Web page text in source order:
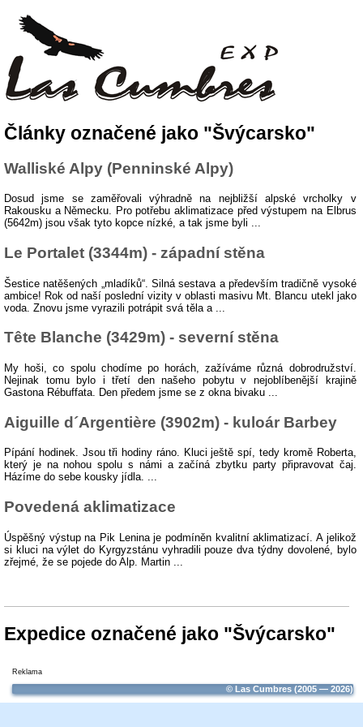
Články označené jako "Švýcarsko"
Walliské Alpy (Penninské Alpy)
Dosud jsme se zaměřovali výhradně na nejbližší alpské vrcholky v
Rakousku a Německu. Pro potřebu aklimatizace před výstupem na Elbrus
(5642m) jsou však tyto kopce nízké, a tak jsme byli ...
Le Portalet (3344m) - západní stěna
Šestice natěšených „mladíků“. Silná sestava a především tradičně vysoké
ambice! Rok od naší poslední vizity v oblasti masivu Mt. Blancu utekl jako
voda. Znovu jsme vyrazili potrápit svá těla a ...
Tête Blanche (3429m) - severní stěna
My hoši, co spolu chodíme po horách, zažíváme různá dobrodružství.
Nejinak tomu bylo i třetí den našeho pobytu v nejoblíbenější krajině
Gastona Rébuffata. Den předem jsme se z okna bivaku ...
Aiguille d´Argentière (3902m) - kuloár Barbey
Pípání hodinek. Jsou tři hodiny ráno. Kluci ještě spí, tedy kromě Roberta,
který je na nohou spolu s námi a začíná zbytku party připravovat čaj.
Házíme do sebe kousky jídla. ...
Povedená aklimatizace
Úspěšný výstup na Pik Lenina je podmíněn kvalitní aklimatizací. A jelikož
si kluci na výlet do Kyrgyzstánu vyhradili pouze dva týdny dovolené, bylo
zřejmé, že se pojede do Alp. Martin ...
Expedice označené jako "Švýcarsko"
Reklama
© Las Cumbres (2005 — 2026)